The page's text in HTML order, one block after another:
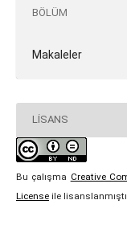
BÖLÜM
Makaleler
LISANS
Bu çalışma Creative
Licenseile